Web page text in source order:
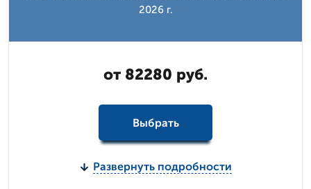
2026 г.
от 82280 руб.
Выбрать
Развернуть подробности